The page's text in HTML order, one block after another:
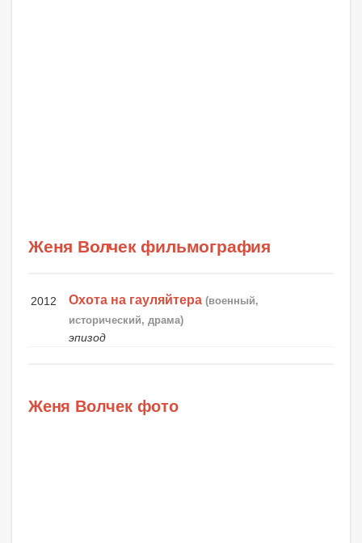
Женя Волчек фильмография
2012 Охота на гауляйтера (военный,
исторический, драма)
эпизод
Женя Волчек фото